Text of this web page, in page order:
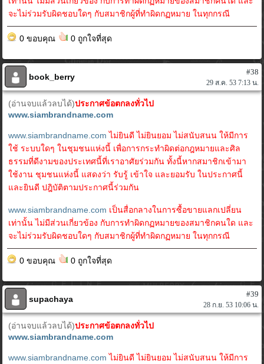
จะไม่ร่วมรับผิดชอบใดๆ กับสมาชิกผู้ที่ทำผิดกฏหมาย ในทุกกรณี
0 ขอบคุณ 0 ถูกใจที่สุด
book_berry
#38
29 ส.ค. 53 7:13 น.
(อ่านจบแล้วลบได้)ประกาศข้อตกลงทั่วไป
www.siambrandname.com
www.siambrandname.com ไม่ยินดี ไม่ยินยอม ไม่สนับสนน ให้มีการ
ใช้ ระบบใดๆ ในชุมชนแห่งนี้ เพื่อการกระทำผิดต่อกฎหมายและศิล
ธรรมที่ดีงามของประเทศนี้ที่เราอาศัยร่วมกัน ทั้งนี้หากสมาชิกเข้ามา
ใช้งาน ชุมชนแห่งนี้ แสดงว่า รับรู้ เข้าใจ และยอมรับ ในประกาศนี้
และยินดี ปฎิบัติตามประกาศนี้ร่วมกัน
www.siambrandname.com เป็นสื่อกลางในการซื้อขายแลกเปลี่ยน
เท่านั้น ไม่มีส่วนเกี่ยวข้อง กับการทำผิดกฏหมายของสมาชิกคนใด และ
จะไม่ร่วมรับผิดชอบใดๆ กับสมาชิกผู้ที่ทำผิดกฏหมาย ในทุกกรณี
0 ขอบคุณ 0 ถูกใจที่สุด
supachaya
#39
28 ก.ย. 53 10:06 น.
(อ่านจบแล้วลบได้)ประกาศข้อตกลงทั่วไป
www.siambrandname.com
www.siambrandname.com ไม่ยินดี ไม่ยินยอม ไม่สนับสนน ให้มีการ